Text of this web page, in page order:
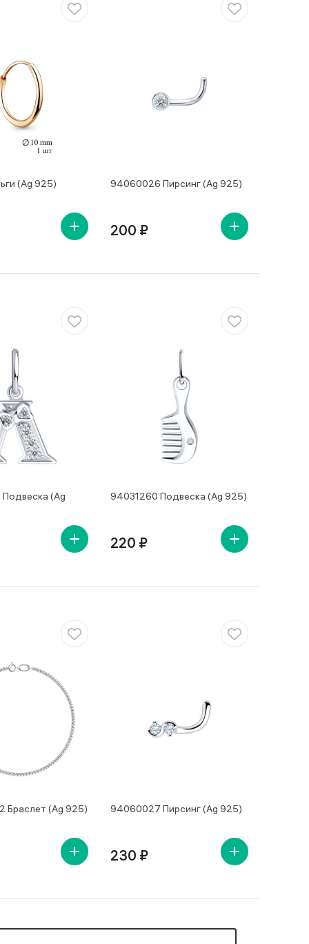
(Ag 925) 94060026 Пирсинг (Ag 925)
200 ₽
(Ag 94031260 Подвеска (Ag 925)
220 ₽
Браслет (Ag 925) 94060027 Пирсинг (Ag 925)
230 ₽